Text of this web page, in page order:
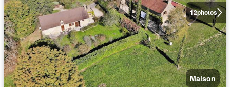
12photos
Maison